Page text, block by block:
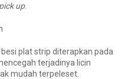
pick up.
plat strip diterapkan pada
terjadinya licin
mudah terpeleset.